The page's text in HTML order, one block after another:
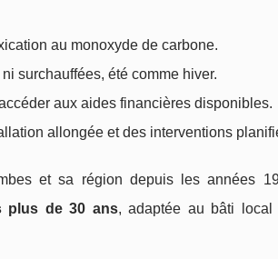
au monoxyde de carbone.
surchauffées, été comme hiver.
aux aides financières disponibles.
allongée et des interventions
et sa région depuis les années
plus de 30 ans, adaptée au bâti local